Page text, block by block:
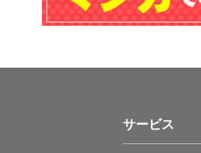
サービス